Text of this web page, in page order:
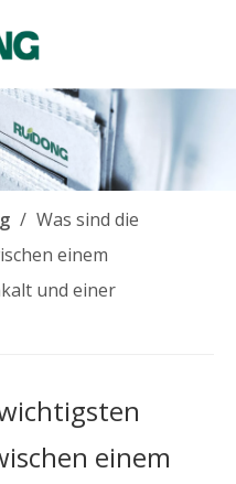
简体中文
العربية
Français
Pусский
Türk dili
/ Was sind die
einem
und einer
einem